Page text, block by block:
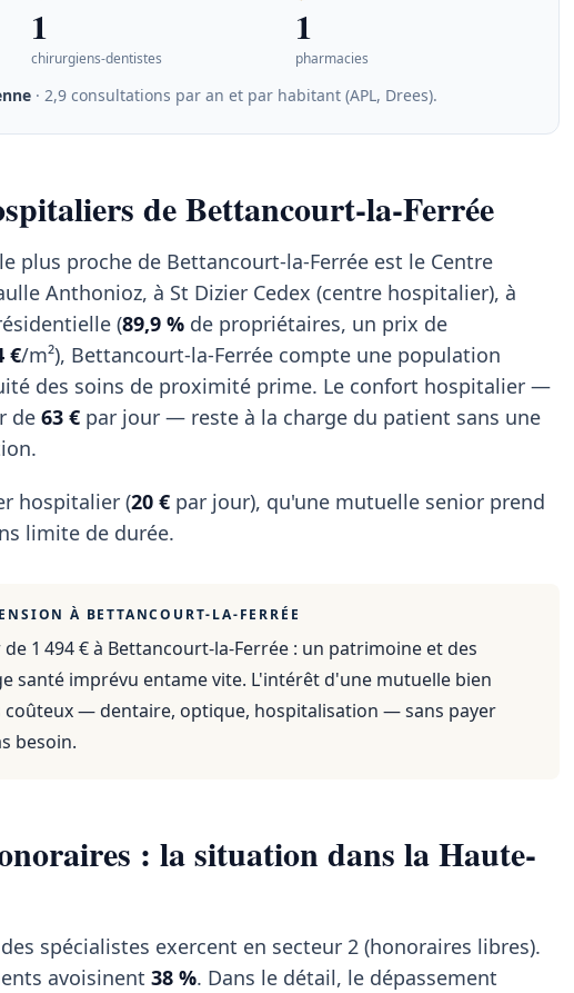
1
chirurgiens-dentistes
1
pharmacies
· 2,9 consultations par an et par habitant (APL, Drees).
de Bettancourt-la-Ferrée
plus proche de Bettancourt-la-Ferrée est le Centre
Anthonioz, à St Dizier Cedex (centre hospitalier), à
(89,9 % de propriétaires, un prix de
€/m²), Bettancourt-la-Ferrée compte une population
des soins de proximité prime. Le confort hospitalier —
de 63 € par jour — reste à la charge du patient sans une
hospitalier (20 € par jour), qu'une mutuelle senior prend
limite de durée.
À BETTANCOURT-LA-FERRÉE
1 494 €à Bettancourt-la-Ferrée : un patrimoine et des
santé imprévu entame vite. L'intérêt d'une mutuelle bien
coûteux — dentaire, optique, hospitalisation — sans payer
besoin.
: la situation dans la Haute-
des spécialistes exercent en secteur 2 (honoraires libres).
avoisinent 38 %. Dans le détail, le dépassement